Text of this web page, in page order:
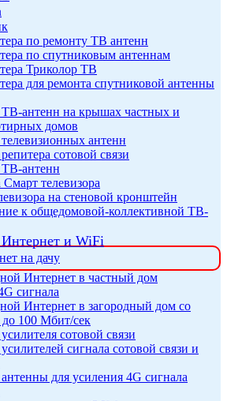
по ремонту ТВ антенн
по спутниковым антеннам
Триколор ТВ
для ремонта спутниковой антенны
ТВ-антенн на крышах частных и
домов
антенн
сотовой связи
антенн
телевизора
на стеновой кронштейн
к общедомовой-коллективной ТВ-
и WiFi
на дачу
Интернет в частный дом
сигнала
Интернет в загородный дом со
до 100 Мбит/сек
сотовой связи
сигнала сотовой связи и
для усиления 4G сигнала